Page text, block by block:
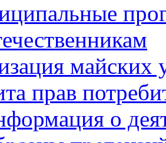
майских
прав
о